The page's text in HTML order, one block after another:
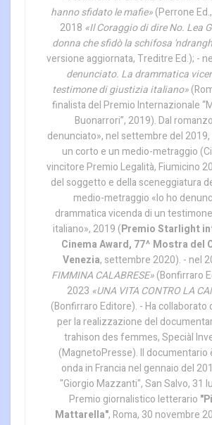
hanno sfidato le mafie»(Perrone
2018 «Il Coraggio di dire No. Lea
donna che sfidò la schifosa
versione aggiornata, Treditre Ed.); -
denunciato. La drammatica
testimone di giustizia italiano»
finalista del Premio Internazionale
Buonarrori”, 2019). Dal
denunciato», nel settembre del
un corto e un medio-metraggio
vincitore Premio Legalità, Fiumicino
del soggetto e della sceneggiatura
medio-metraggio «Io ho
drammatica vicenda di un
italiano», 2019 (Premio Starlight
Cinema Award, 77^ Mostra del
Venezia, settembre 2020). - nel
FIMMINA CALABRESE»(Bonfirraro
2023 «UNA VITA CONTRO LA
(Bonfirraro Editore). - Ha collaborato
per la realizzazione del
trahison des femmes, Speciàl
(MagnetoPresse). Il documentario
onda in Francia nel gennaio del
"Giorgio Mazzanti", San Salvo, 31
Premio giornalistico letterario
Mattarella", Roma, 30 novembre